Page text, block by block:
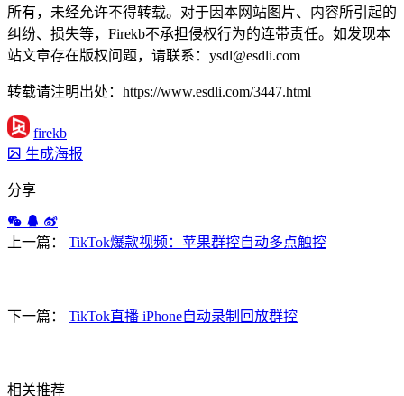
所有，未经允许不得转载。对于因本网站图片、内容所引起的
纠纷、损失等，Firekb不承担侵权行为的连带责任。如发现本
站文章存在版权问题，请联系：ysdl@esdli.com
转载请注明出处：https://www.esdli.com/3447.html
firekb
生成海报
分享
上一篇： TikTok爆款视频：苹果群控自动多点触控
下一篇： TikTok直播 iPhone自动录制回放群控
相关推荐